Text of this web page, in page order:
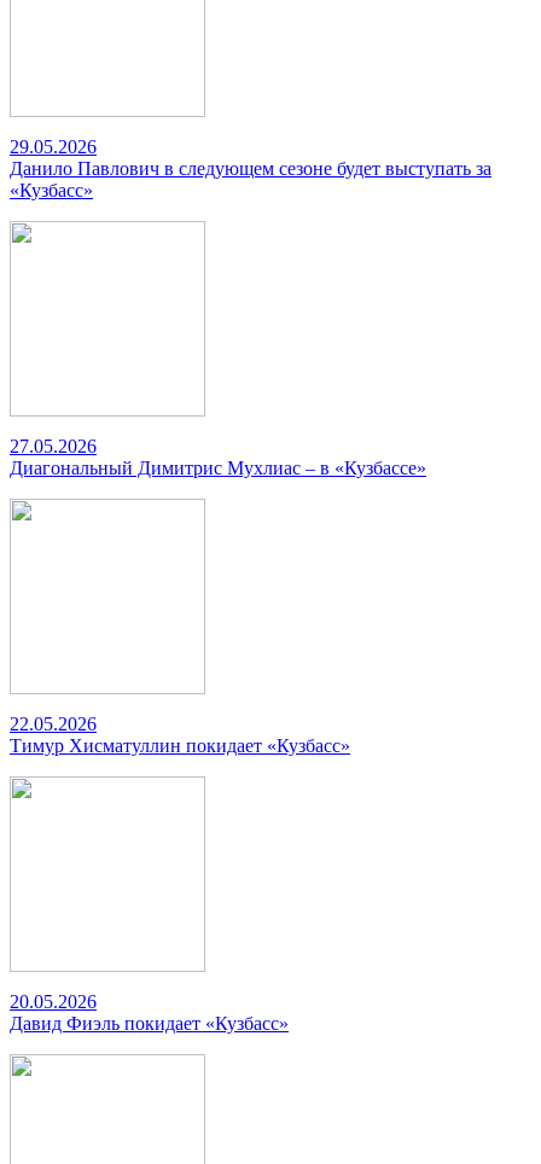
29.05.2026
Данило Павлович в следующем сезоне будет выступать за
«Кузбасс»
27.05.2026
Диагональный Димитрис Мухлиас – в «Кузбассе»
22.05.2026
Тимур Хисматуллин покидает «Кузбасс»
20.05.2026
Давид Фиэль покидает «Кузбасс»